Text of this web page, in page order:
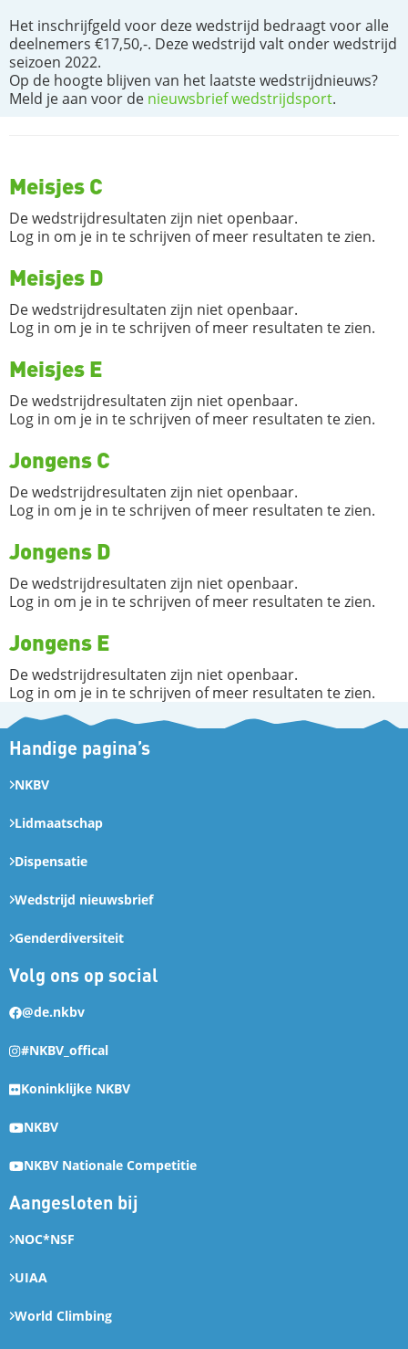
Het inschrijfgeld voor deze wedstrijd bedraagt voor alle
deelnemers €17,50,-. Deze wedstrijd valt onder wedstrijd
seizoen 2022.
Op de hoogte blijven van het laatste wedstrijdnieuws?
Meld je aan voor de nieuwsbrief wedstrijdsport.
Meisjes C
De wedstrijdresultaten zijn niet openbaar.
Log in om je in te schrijven of meer resultaten te zien.
Meisjes D
De wedstrijdresultaten zijn niet openbaar.
Log in om je in te schrijven of meer resultaten te zien.
Meisjes E
De wedstrijdresultaten zijn niet openbaar.
Log in om je in te schrijven of meer resultaten te zien.
Jongens C
De wedstrijdresultaten zijn niet openbaar.
Log in om je in te schrijven of meer resultaten te zien.
Jongens D
De wedstrijdresultaten zijn niet openbaar.
Log in om je in te schrijven of meer resultaten te zien.
Jongens E
De wedstrijdresultaten zijn niet openbaar.
Log in om je in te schrijven of meer resultaten te zien.
Handige pagina’s
NKBV
Lidmaatschap
Dispensatie
Wedstrijd nieuwsbrief
Genderdiversiteit
Volg ons op social
@de.nkbv
#NKBV_offical
Koninklijke NKBV
NKBV
NKBV Nationale Competitie
Aangesloten bij
NOC*NSF
UIAA
World Climbing